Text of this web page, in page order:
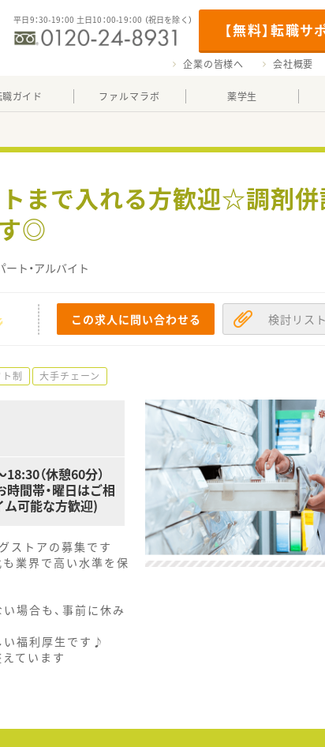
【無料】転職サ
平日9：30-19：00 土日10：00-19：00 （祝日を除く）
企業の皆様へ 会社概要
職ガイド ファルマラボ 薬学生
まで入れる方歓迎☆調剤
◎
ート・アルバイト
この求人に問い合わせる 検討リス
制 大手チェーン
（休憩60分）
間帯・曜日はご相
可能な方歓迎)
ストアの募集です
業界で高い水準を保
場合も、事前に休み
い福利厚生です♪
ています